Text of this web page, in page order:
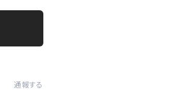
通報する